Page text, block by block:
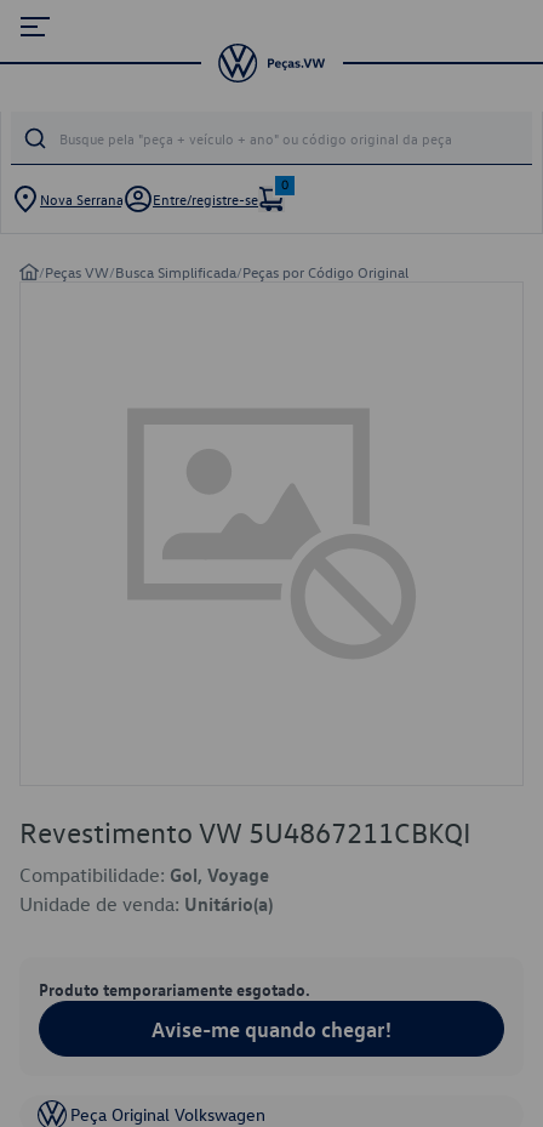
Nova Serrana Entre/registre-se
0
/Peças VW/Busca Simplificada/Peças por Código Original
Revestimento VW 5U4867211CBKQI
Compatibilidade: Gol, Voyage
Unidade de venda: Unitário(a)
Produto temporariamente esgotado.
Avise-me quando chegar!
Peça Original Volkswagen